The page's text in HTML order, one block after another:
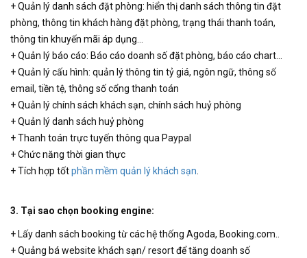
+ Quản lý danh sách đặt phòng: hiển thị danh sách thông tin đặt
phòng, thông tin khách hàng đặt phòng, trạng thái thanh toán,
thông tin khuyến mãi áp dụng…
+ Quản lý báo cáo: Báo cáo doanh số đặt phòng, báo cáo chart…
+ Quản lý cấu hình: quản lý thông tin tỷ giá, ngôn ngữ, thông số
email, tiền tệ, thông số cổng thanh toán
+ Quản lý chính sách khách sạn, chính sách huỷ phòng
+ Quản lý danh sách huỷ phòng
+ Thanh toán trực tuyến thông qua Paypal
+ Chức năng thời gian thực
+ Tích hợp tốtphần mềm quản lý khách sạn
3. Tại sao chọn booking engine:
+ Lấy danh sách booking từ các hệ thống Agoda, Booking.com..
+ Quảng bá website khách sạn/ resort để tăng doanh số